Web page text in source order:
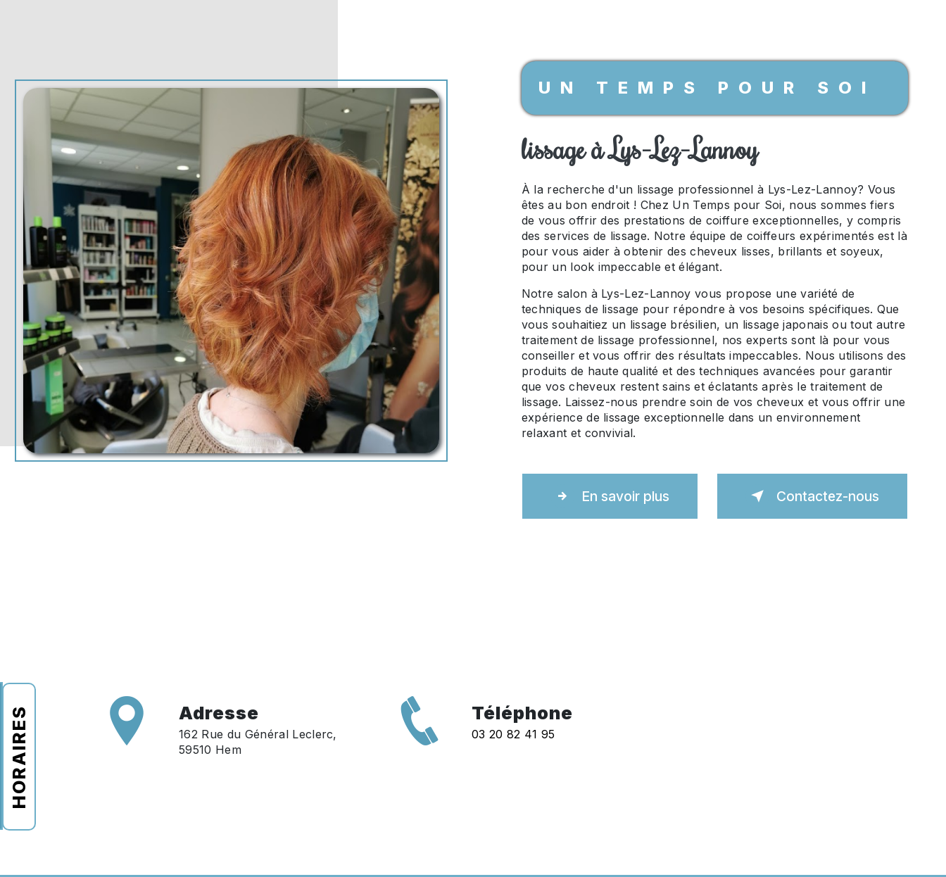
HORAIRES
UN TEMPS POUR SOI
lissage à Lys-Lez-Lannoy
À la recherche d'un lissage professionnel à Lys-Lez-Lannoy? Vous
êtes au bon endroit ! Chez Un Temps pour Soi, nous sommes fiers
de vous offrir des prestations de coiffure exceptionnelles, y compris
des services de lissage. Notre équipe de coiffeurs expérimentés est là
pour vous aider à obtenir des cheveux lisses, brillants et soyeux,
pour un look impeccable et élégant.
Notre salon à Lys-Lez-Lannoy vous propose une variété de
techniques de lissage pour répondre à vos besoins spécifiques. Que
vous souhaitiez un lissage brésilien, un lissage japonais ou tout autre
traitement de lissage professionnel, nos experts sont là pour vous
conseiller et vous offrir des résultats impeccables. Nous utilisons des
produits de haute qualité et des techniques avancées pour garantir
que vos cheveux restent sains et éclatants après le traitement de
lissage. Laissez-nous prendre soin de vos cheveux et vous offrir une
expérience de lissage exceptionnelle dans un environnement
relaxant et convivial.
En savoir plus Contactez-nous
Adresse
162 Rue du Général Leclerc,
59510 Hem
Téléphone
03 20 82 41 95